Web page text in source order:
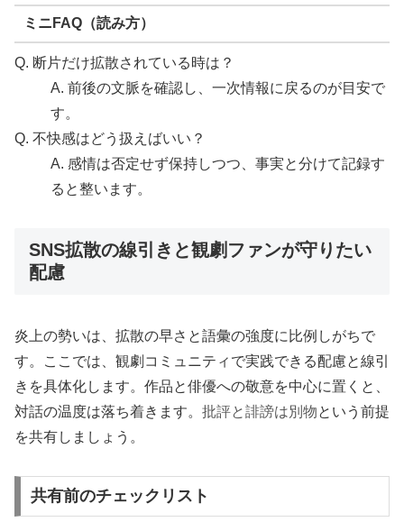
ミニFAQ（読み方）
Q. 断片だけ拡散されている時は？
A. 前後の文脈を確認し、一次情報に戻るのが目安で
す。
Q. 不快感はどう扱えばいい？
A. 感情は否定せず保持しつつ、事実と分けて記録す
ると整います。
SNS拡散の線引きと観劇ファンが守りたい
配慮
炎上の勢いは、拡散の早さと語彙の強度に比例しがちで
す。ここでは、観劇コミュニティで実践できる配慮と線引
きを具体化します。作品と俳優への敬意を中心に置くと、
対話の温度は落ち着きます。 批評と誹謗は別物という前提
を共有しましょう。
共有前のチェックリスト